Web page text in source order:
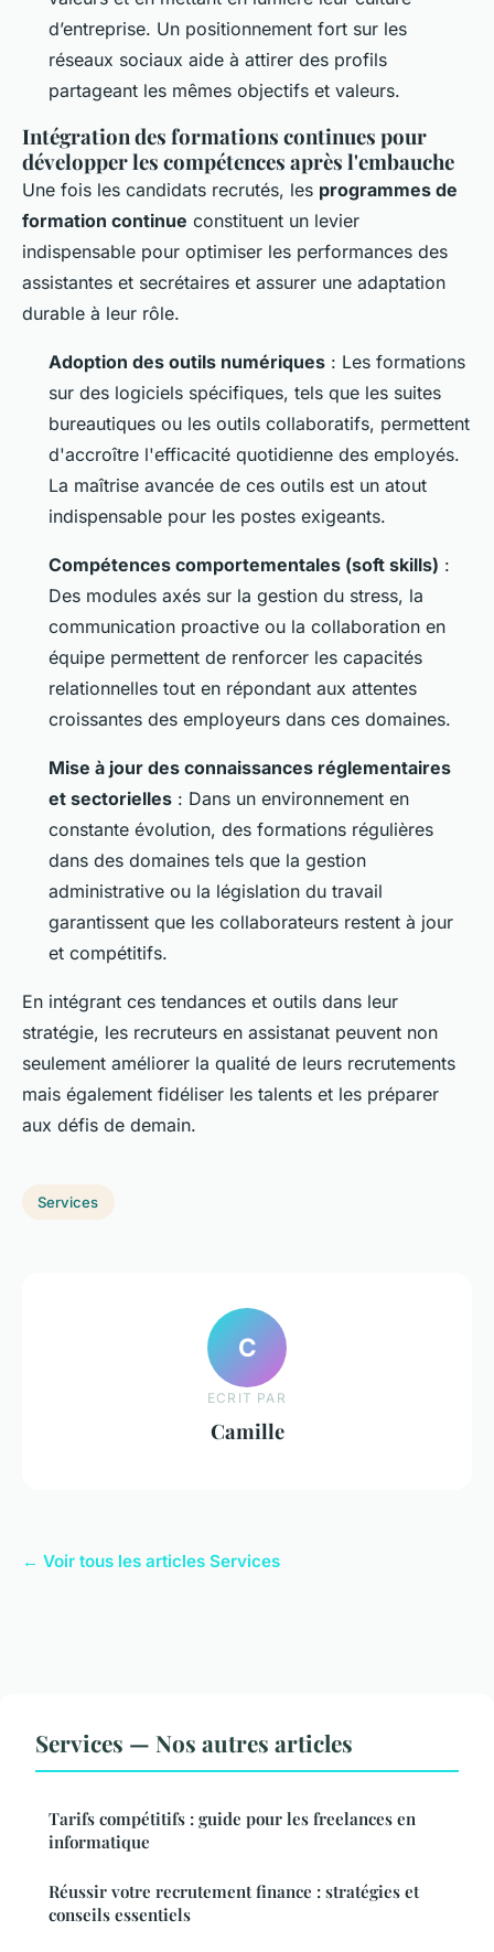
d’entreprise. Un positionnement fort sur les
réseaux sociaux aide à attirer des profils
partageant les mêmes objectifs et valeurs.
Intégration des formations continues pour
développer les compétences après l'embauche
Une fois les candidats recrutés, les programmes de
formation continue constituent un levier
indispensable pour optimiser les performances des
assistantes et secrétaires et assurer une adaptation
durable à leur rôle.
Adoption des outils numériques : Les formations
sur des logiciels spécifiques, tels que les suites
bureautiques ou les outils collaboratifs, permettent
d'accroître l'efficacité quotidienne des employés.
La maîtrise avancée de ces outils est un atout
indispensable pour les postes exigeants.
Compétences comportementales (soft skills) :
Des modules axés sur la gestion du stress, la
communication proactive ou la collaboration en
équipe permettent de renforcer les capacités
relationnelles tout en répondant aux attentes
croissantes des employeurs dans ces domaines.
Mise à jour des connaissances réglementaires
et sectorielles : Dans un environnement en
constante évolution, des formations régulières
dans des domaines tels que la gestion
administrative ou la législation du travail
garantissent que les collaborateurs restent à jour
et compétitifs.
En intégrant ces tendances et outils dans leur
stratégie, les recruteurs en assistanat peuvent non
seulement améliorer la qualité de leurs recrutements
mais également fidéliser les talents et les préparer
aux défis de demain.
Services
C
ECRIT PAR
Camille
← Voir tous les articles Services
Services — Nos autres articles
Tarifs compétitifs : guide pour les freelances en
informatique
Réussir votre recrutement finance : stratégies et
conseils essentiels